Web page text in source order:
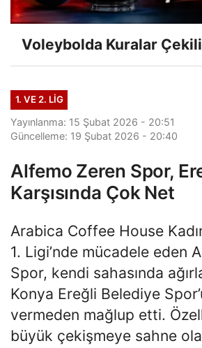
Voleybolda Kuralar
1. VE 2. LIG
Yayınlanma: 15 Şubat 2026 - 20:51
Güncelleme: 19 Şubat 2026 - 20:40
Alfemo Zeren Spor,
Karşısında Çok Net
Arabica Coffee House
1. Ligi’nde mücadele eden
Spor, kendi sahasında
Konya Ereğli Belediye
vermeden mağlup etti.
büyük çekişmeye sahne